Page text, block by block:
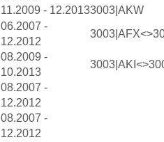
11.2009 - 12.20133003|AKW
06.2007 -
12.2012
08.2009 -
10.2013
08.2007 -
12.2012
08.2007 -
12.2012